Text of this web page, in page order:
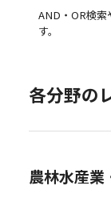
AND・OR検索
す。
各分野の
農林水産業